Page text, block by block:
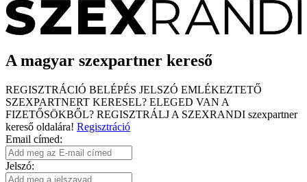
A magyar szexpartner kereső
REGISZTRÁCIÓ BELÉPÉS JELSZÓ EMLÉKEZTETŐ
SZEXPARTNERT KERESEL? ELEGED VAN A
FIZETŐSÖKBŐL? REGISZTRÁLJ A SZEXRANDI szexpartner
kereső oldalára! Regisztráció
Email címed:
Jelszó: